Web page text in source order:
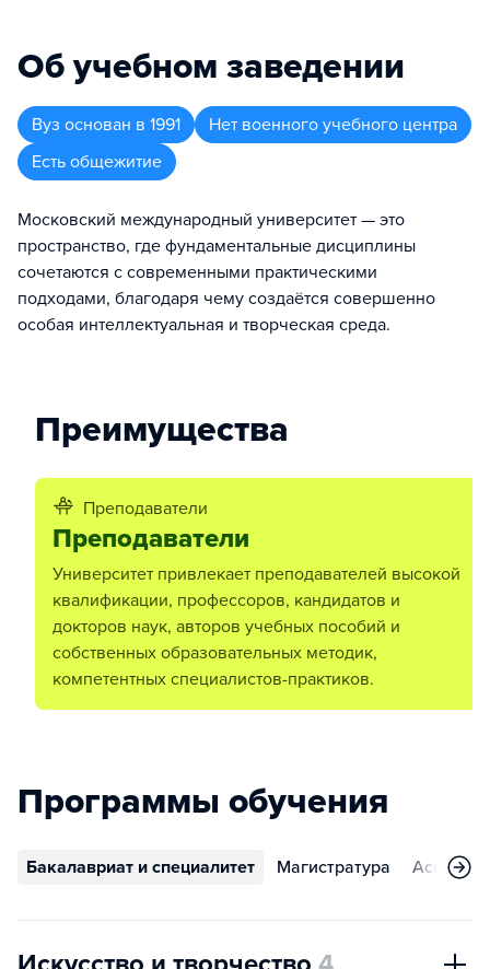
Об учебном заведении
Вуз основан в 1991
Нет военного учебного центра
Есть общежитие
Московский международный университет — это
пространство, где фундаментальные дисциплины
сочетаются с современными практическими
подходами, благодаря чему создаётся совершенно
особая интеллектуальная и творческая среда.
Преимущества
Преподаватели
Преподаватели
Университет привлекает преподавателей высокой
квалификации, профессоров, кандидатов и
докторов наук, авторов учебных пособий и
собственных образовательных методик,
компетентных специалистов-практиков.
Программы обучения
Бакалавриат и специалитет Магистратура